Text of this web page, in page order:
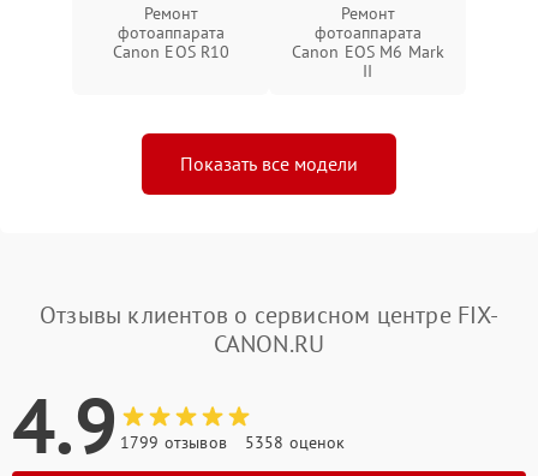
Ремонт
фотоаппарата
Canon EOS R10
Ремонт
фотоаппарата
Canon EOS M6 Mark
II
Показать все модели
Отзывы клиентов о сервисном центре FIX-
CANON.RU
4.9 1799 отзывов 5358 оценок